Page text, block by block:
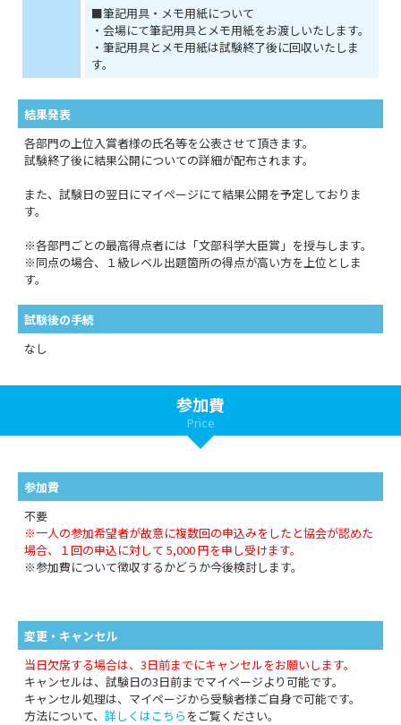
■筆記用具・メモ用紙について
・会場にて筆記用具とメモ用紙をお渡しいたします。
・筆記用具とメモ用紙は試験終了後に回収いたしま
す。
結果発表
各部門の上位入賞者様の氏名等を公表させて頂きます。
試験終了後に結果公開についての詳細が配布されます。
また、試験日の翌日にマイページにて結果公開を予定しておりま
す。
※各部門ごとの最高得点者には「文部科学大臣賞」を授与します。
※同点の場合、１級レベル出題箇所の得点が高い方を上位としま
す。
試験後の手続
なし
参加費
Price
参加費
不要
※一人の参加希望者が故意に複数回の申込みをしたと協会が認めた
場合、１回の申込に対して 5,000 円を申し受けます。
※参加費について徴収するかどうか今後検討します。
変更・キャンセル
当日欠席する場合は、3日前までにキャンセルをお願いします。
キャンセルは、試験日の3日前までマイページより可能です。
キャンセル処理は、マイページから受験者様ご自身で可能です。
方法について、 詳しくはこちら をご覧ください。